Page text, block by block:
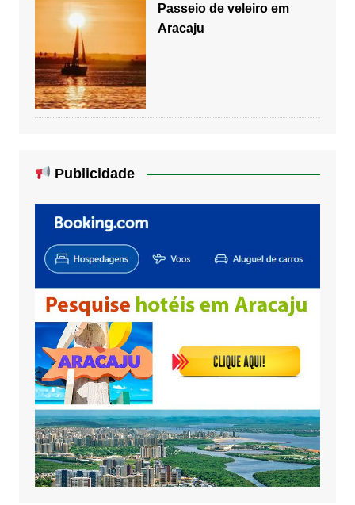
Passeio de veleiro em
Aracaju
Publicidade